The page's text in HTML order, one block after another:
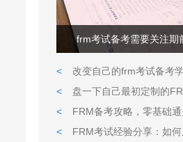
frm考试备考需要关注期
<
改变自己的frm考试备考学习
<
盘一下自己最初定制的
<
FRM备考攻略，零基础
<
FRM考试经验分享：如何用好你